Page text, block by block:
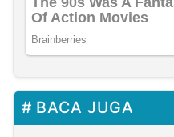
BACA JUGA